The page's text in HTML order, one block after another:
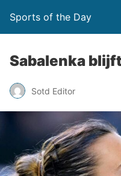
Sports of the Day
Sabalenka
Sotd Editor